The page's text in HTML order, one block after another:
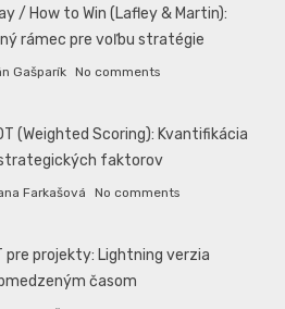
/ How to Win (Lafley & Martin):
rámec pre voľbu stratégie
Gašparík No comments
(Weighted Scoring): Kvantifikácia
faktorov
Farkašová No comments
pre projekty: Lightning verzia
časom